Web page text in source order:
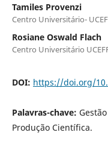
Tamiles Provenzi
Centro Universitário-
Rosiane Oswald Flach
Centro Universitário
DOI: https://doi.org/
Palavras-chave:
Produção Científica.